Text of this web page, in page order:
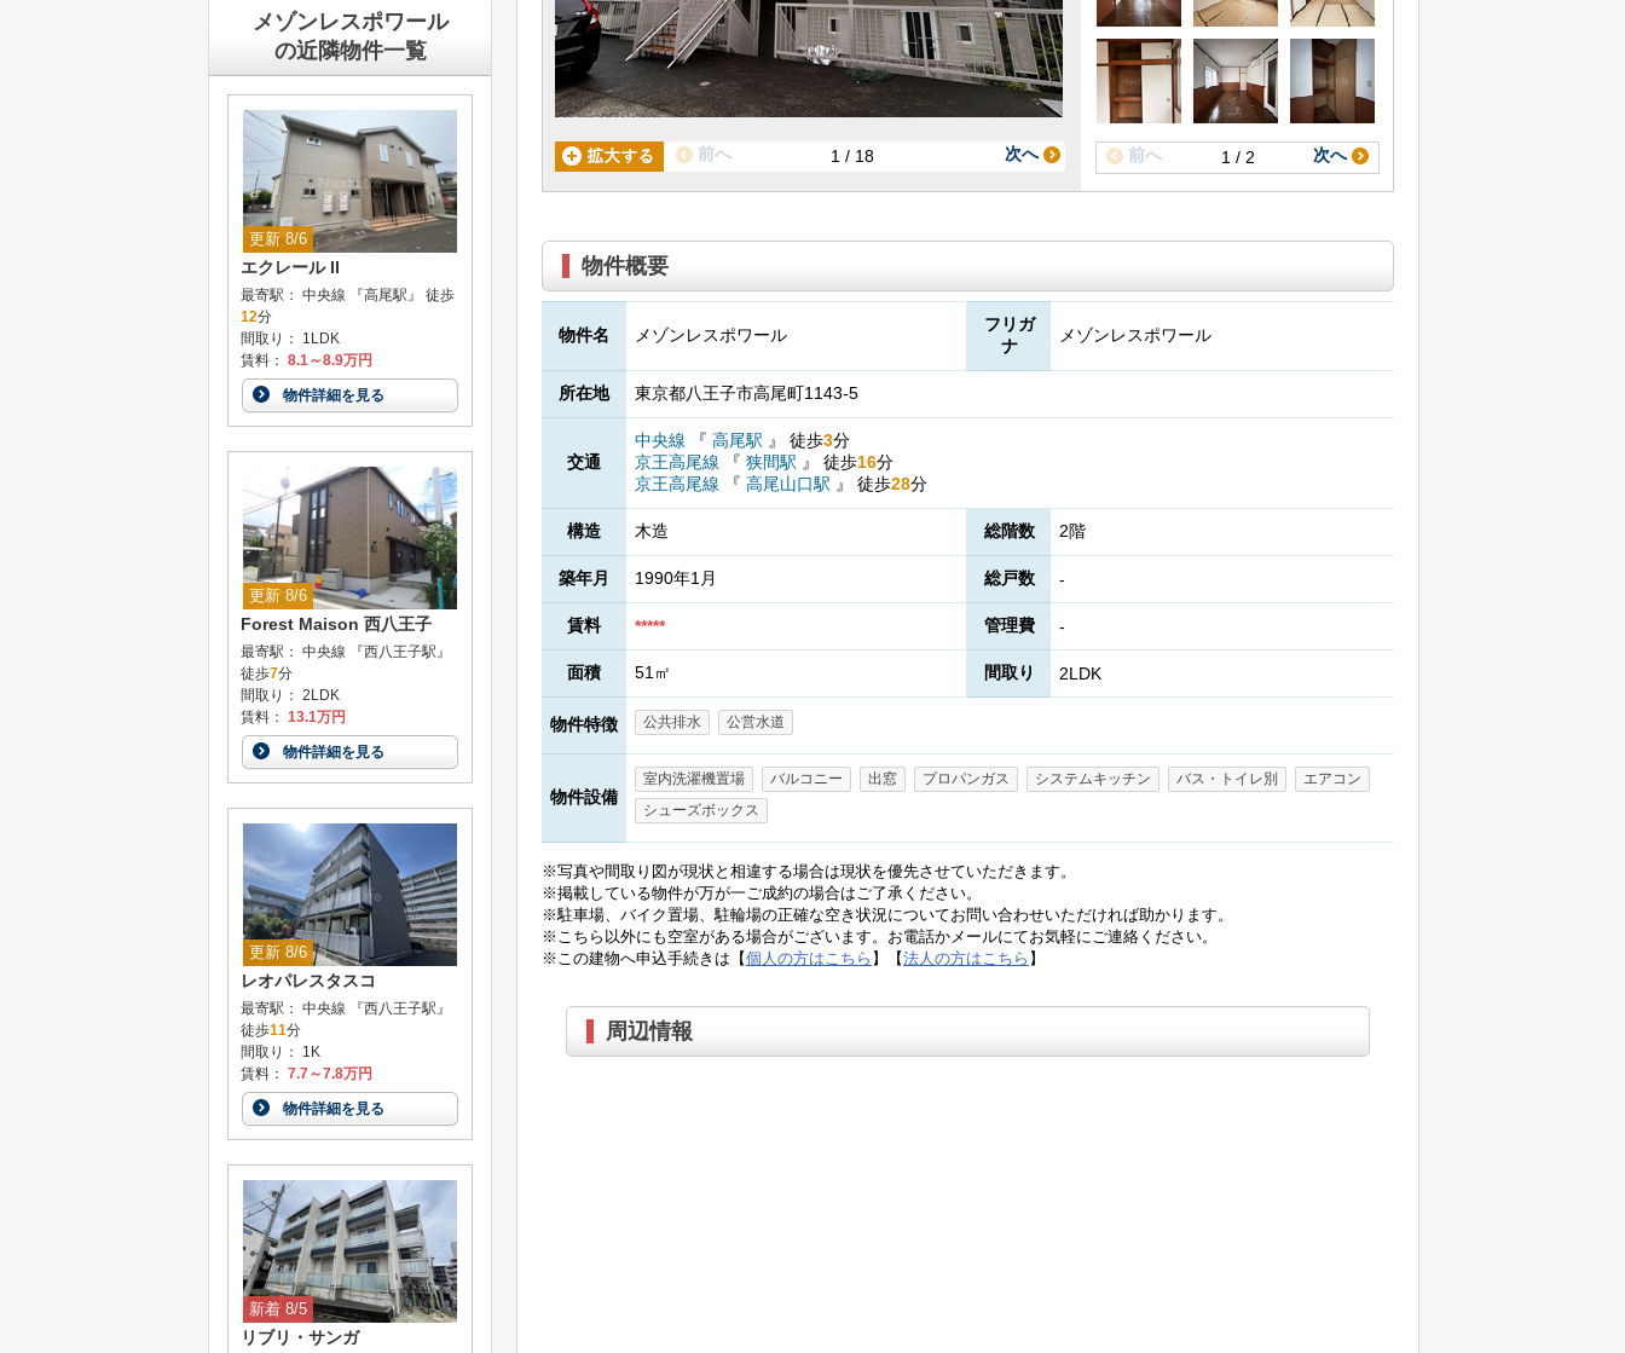
1 / 18
前へ 次へ 1 / 2
前へ 次へ
物件概要
物件名 メゾンレスポワール
フリガ
ナ
メゾンレスポワール
所在地 東京都八王子市高尾町1143-5
交通
中央線 『 高尾駅 』 徒歩3分
京王高尾線
『 狭間駅 』 徒歩16分
京王高尾線
『 高尾山口駅 』 徒歩28分
構造 木造 総階数 2階
築年月 1990年1月 総戸数 -
賃料 ***** 管理費 -
面積 51㎡ 間取り 2LDK
物件特徴 公共排水 公営水道
物件設備
室内洗濯機置場 バルコニー 出窓 プロパンガス システムキッチン バス・トイレ別
エアコン
シューズボックス
※写真や間取り図が現状と相違する場合は現状を優先させていただきます。
※掲載している物件が万が一ご成約の場合はご了承ください。
※駐車場、バイク置場、駐輪場の正確な空き状況についてお問い合わせいただければ助かります。
※こちら以外にも空室がある場合がございます。お電話かメールにてお気軽にご連絡ください。
※この建物へ申込手続きは【個人の方はこちら 】【法人の方はこちら 】
周辺情報
メゾンレスポワール
の近隣物件一覧
更新 8/6
エクレール II
最寄駅： 中央線 『高尾駅』 徒歩
12分
間取り： 1LDK
賃料： 8.1～8.9万円
物件詳細を見る
更新 8/6
Forest Maison 西八王子
最寄駅： 中央線 『西八王子駅』
徒歩7分
間取り： 2LDK
賃料： 13.1万円
物件詳細を見る
更新 8/6
レオパレスタスコ
最寄駅： 中央線 『西八王子駅』
徒歩11分
間取り： 1K
賃料： 7.7～7.8万円
物件詳細を見る
新着 8/5
リブリ・サンガ